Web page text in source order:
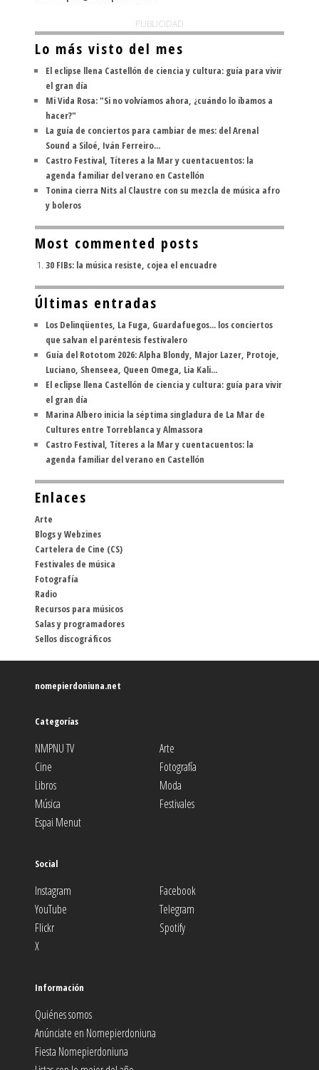
PUBLICIDAD
Lo más visto del mes
El eclipse llena Castellón de ciencia y cultura: guía para vivir
el gran día
Mi Vida Rosa: "Si no volvíamos ahora, ¿cuándo lo íbamos a
hacer?"
La guía de conciertos para cambiar de mes: del Arenal
Sound a Siloé, Iván Ferreiro...
Castro Festival, Títeres a la Mar y cuentacuentos: la
agenda familiar del verano en Castellón
Tonina cierra Nits al Claustre con su mezcla de música afro
y boleros
Most commented posts
30 FIBs: la música resiste, cojea el encuadre
Últimas entradas
Los Delinqüentes, La Fuga, Guardafuegos... los conciertos
que salvan el paréntesis festivalero
Guía del Rototom 2026: Alpha Blondy, Major Lazer, Protoje,
Luciano, Shenseea, Queen Omega, Lia Kali...
El eclipse llena Castellón de ciencia y cultura: guía para vivir
el gran día
Marina Albero inicia la séptima singladura de La Mar de
Cultures entre Torreblanca y Almassora
Castro Festival, Títeres a la Mar y cuentacuentos: la
agenda familiar del verano en Castellón
Enlaces
Arte
Blogs y Webzines
Cartelera de Cine (CS)
Festivales de música
Fotografía
Radio
Recursos para músicos
Salas y programadores
Sellos discográficos
nomepierdoniuna.net
Categorías
NMPNU TV
Arte
Cine
Fotografía
Libros
Moda
Música
Festivales
Espai Menut
Social
Instagram
Facebook
YouTube
Telegram
Flickr
Spotify
X
Información
Quiénes somos
Anúnciate en Nomepierdoniuna
Fiesta Nomepierdoniuna